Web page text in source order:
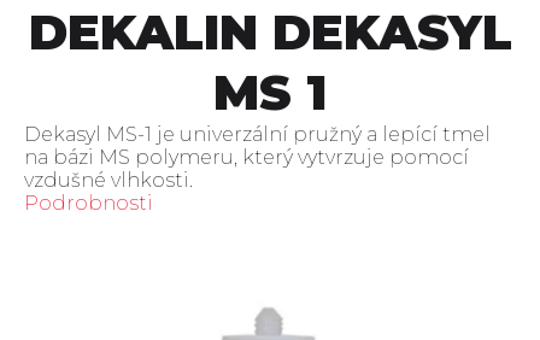
DEKALIN DEKASYL
MS 1
Dekasyl MS-1 je univerzální pružný a lepící tmel
na bázi MS polymeru, který vytvrzuje pomocí
vzdušné vlhkosti.
Podrobnosti